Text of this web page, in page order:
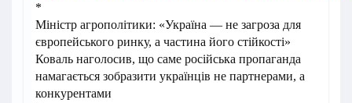
*
Міністр агрополітики: «Україна — не загроза для
європейського ринку, а частина його стійкості»
Коваль наголосив, що саме російська пропаганда
намагається зобразити українців не партнерами, а
конкурентами